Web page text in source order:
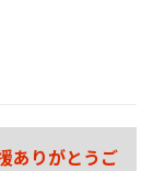
ありがとうご